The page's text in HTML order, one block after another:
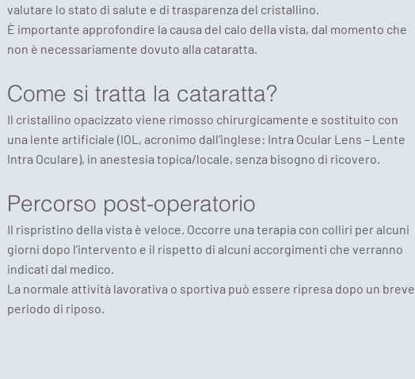
valutare lo stato di salute e di trasparenza del cristallino.
È importante approfondire la causa del calo della vista, dal momento che
non è necessariamente dovuto alla cataratta.
Come si tratta la cataratta?
Il cristallino opacizzato viene rimosso chirurgicamente e sostituito con
una lente artificiale (IOL, acronimo dall’inglese: Intra Ocular Lens – Lente
Intra Oculare), in anestesia topica/locale, senza bisogno di ricovero.
Percorso post-operatorio
Il rispristino della vista è veloce. Occorre una terapia con colliri per alcuni
giorni dopo l’intervento e il rispetto di alcuni accorgimenti che verranno
indicati dal medico.
La normale attività lavorativa o sportiva può essere ripresa dopo un breve
periodo di riposo.